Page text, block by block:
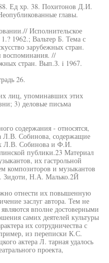
Ед хр. 38. Похитонов Д.И.
главы.
Исполнительское
1962.; Вальтер Б. Тема с
зарубежных стран.
//
стран. Вып.З. i 1967.
26.
лиц, упоминавших этих
3) деловые письма
содержания - относятся,
Л.В. Собинова, содержащие
Л.В. Собинова и Ф.И.
публики.23 Материал
их гастрольной
композиторов и музыкантов
Н.А. Малько.2Й
отнести их повышенную
заслуг автора. Тем не
вполне достоверными
самих деятелей культуры
их сотрудничества с
из переписки К.С.
актера Л. тарная удалось
проекта,